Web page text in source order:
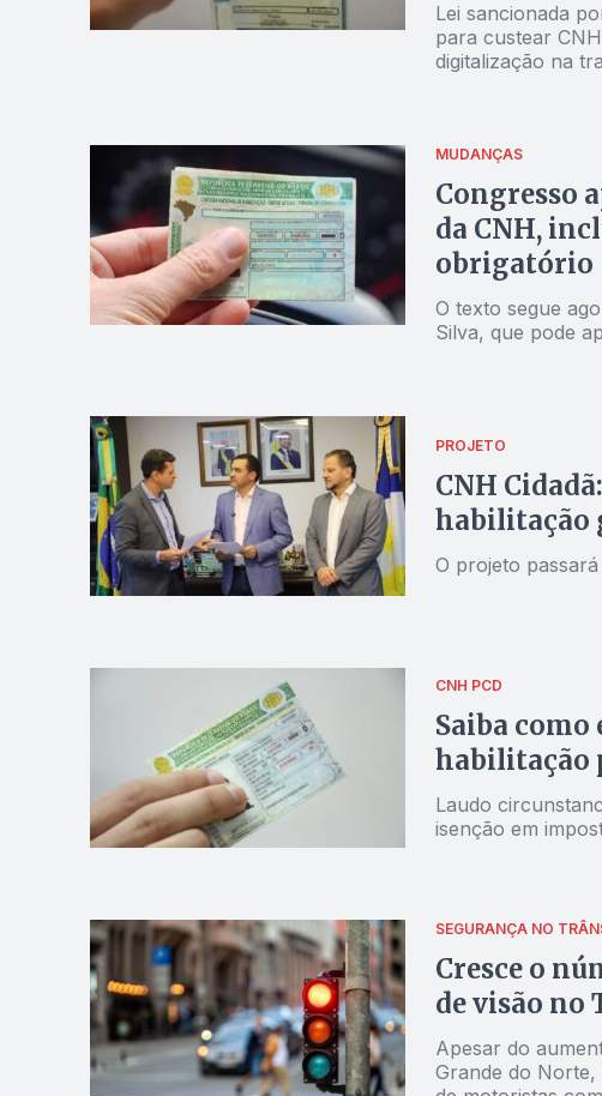
Lei sancionada
para custear
digitalização na
MUDANÇAS
Congresso
da CNH,
obrigatório
O texto segue
Silva, que pode
PROJETO
CNH
habilitação
O projeto
CNH PCD
Saiba como
habilitação
Laudo
isenção em
SEGURANÇA NO
Cresce o
de visão no
Apesar do
Grande do Norte,